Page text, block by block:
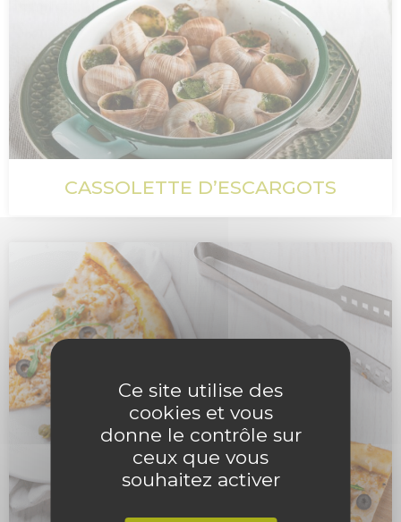
CASSOLETTE D’ESCARGOTS
Ce site utilise des
cookies et vous
donne le contrôle sur
ceux que vous
souhaitez activer